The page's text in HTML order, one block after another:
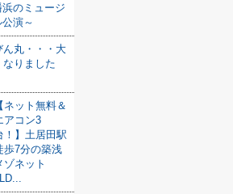
浜のミュージ
公演～
ん丸・・・大
なりました
【ネット無料＆
アコン3
！】土居田駅
歩7分の築浅
ゾネット